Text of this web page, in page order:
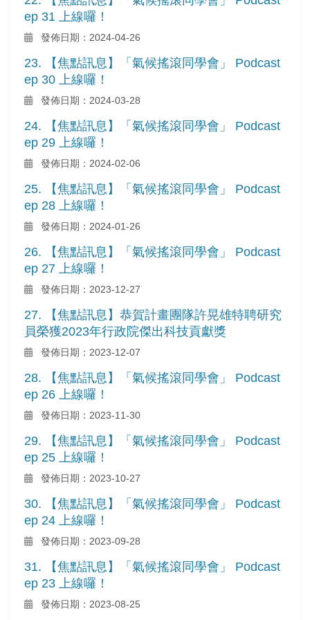
ep 31 上線囉！
發佈日期：2024-04-26
23. 【焦點訊息】「氣候搖滾同學會」 Podcast
ep 30 上線囉！
發佈日期：2024-03-28
24. 【焦點訊息】「氣候搖滾同學會」 Podcast
ep 29 上線囉！
發佈日期：2024-02-06
25. 【焦點訊息】「氣候搖滾同學會」 Podcast
ep 28 上線囉！
發佈日期：2024-01-26
26. 【焦點訊息】「氣候搖滾同學會」 Podcast
ep 27 上線囉！
發佈日期：2023-12-27
27. 【焦點訊息】恭賀計畫團隊許晃雄特聘研究
員榮獲2023年行政院傑出科技貢獻獎
發佈日期：2023-12-07
28. 【焦點訊息】「氣候搖滾同學會」 Podcast
ep 26 上線囉！
發佈日期：2023-11-30
29. 【焦點訊息】「氣候搖滾同學會」 Podcast
ep 25 上線囉！
發佈日期：2023-10-27
30. 【焦點訊息】「氣候搖滾同學會」 Podcast
ep 24 上線囉！
發佈日期：2023-09-28
31. 【焦點訊息】「氣候搖滾同學會」 Podcast
ep 23 上線囉！
發佈日期：2023-08-25